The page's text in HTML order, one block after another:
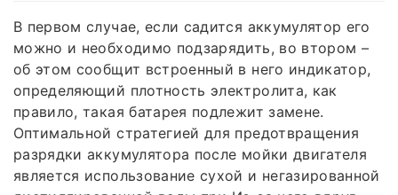
В первом случае, если садится аккумулятор его
можно и необходимо подзарядить, во втором –
об этом сообщит встроенный в него индикатор,
определяющий плотность электролита, как
правило, такая батарея подлежит замене.
Оптимальной стратегией для предотвращения
разрядки аккумулятора после мойки двигателя
является использование сухой и негазированной